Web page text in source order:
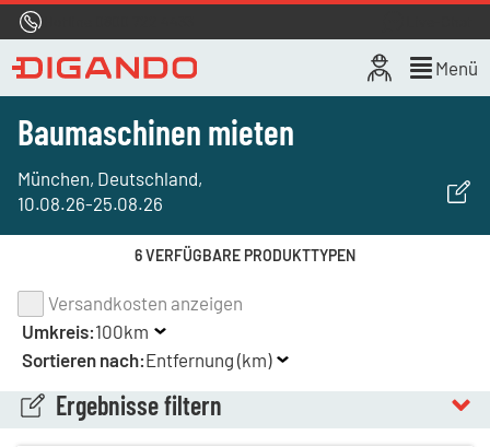
Menü
Baumaschinen mieten
München, Deutschland,
10.08.26-25.08.26
6 VERFÜGBARE PRODUKTTYPEN
Ergebnisse filtern
Versandkosten anzeigen
Umkreis:100km
Sortieren nach:Entfernung (km)